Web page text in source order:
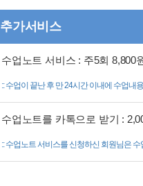
추가서비스
수업노트 서비스 : 주5회 8,800
:: 수업이 끝난 후 만 24시간 이내에 수업내
수업노트를 카톡으로 받기 :
:: 수업노트 서비스를 신청하신 회원님은